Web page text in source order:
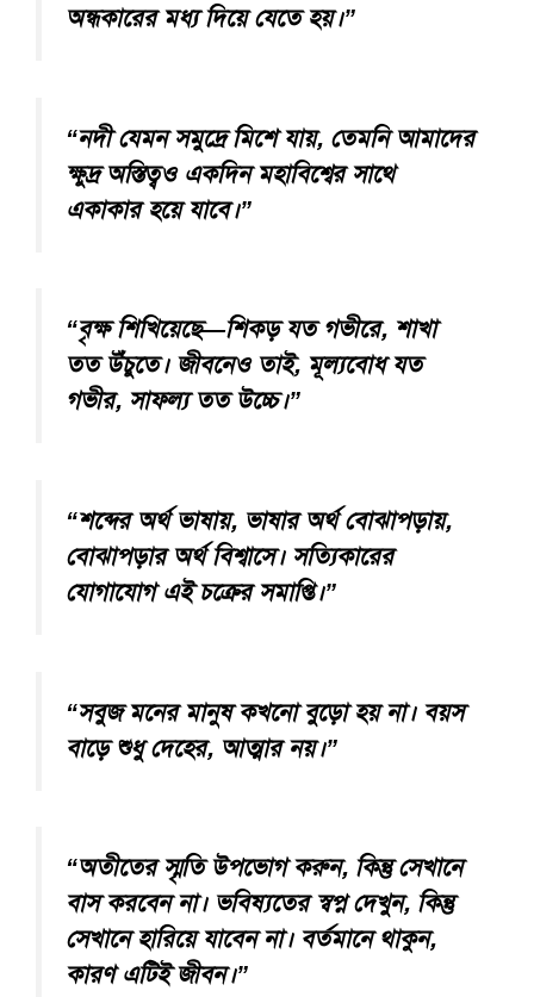
অন্ধকারের মধ্য দিয়ে যেতে হয়।”
“নদী যেমন সমুদ্রে মিশে যায়, তেমনি আমাদের
ক্ষুদ্র অস্তিত্বও একদিন মহাবিশ্বের সাথে
একাকার হয়ে যাবে।”
“বৃক্ষ শিখিয়েছে—শিকড় যত গভীরে, শাখা
তত উঁচুতে। জীবনেও তাই, মূল্যবোধ যত
গভীর, সাফল্য তত উচ্চে।”
“শব্দের অর্থ ভাষায়, ভাষার অর্থ বোঝাপড়ায়,
বোঝাপড়ার অর্থ বিশ্বাসে। সত্যিকারের
যোগাযোগ এই চক্রের সমাপ্তি।”
“সবুজ মনের মানুষ কখনো বুড়ো হয় না। বয়স
বাড়ে শুধু দেহের, আত্মার নয়।”
“অতীতের স্মৃতি উপভোগ করুন, কিন্তু সেখানে
বাস করবেন না। ভবিষ্যতের স্বপ্ন দেখুন, কিন্তু
সেখানে হারিয়ে যাবেন না। বর্তমানে থাকুন,
কারণ এটিই জীবন।”